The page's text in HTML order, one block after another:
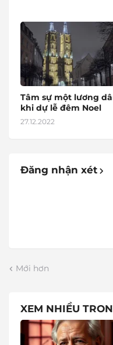
Tâm sự một lương
khi dự lễ đêm Noel
27.12.2022
Đăng nhận xét
Mới hơn
XEM NHIỀU